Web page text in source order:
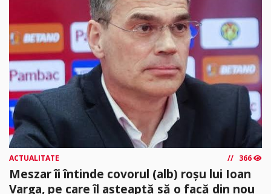
ACTUALITATE 366
Meszar îi întinde covorul (alb) roșu lui Ioan
Varga, pe care îl așteaptă să o facă din nou